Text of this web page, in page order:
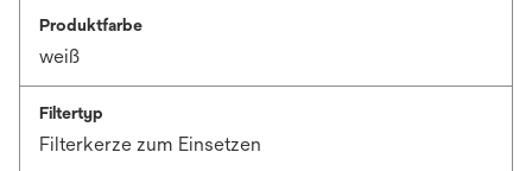
Produktfarbe
weiß
Filtertyp
Filterkerze zum Einsetzen